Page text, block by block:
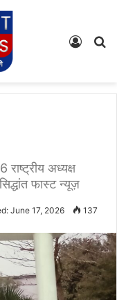
Log
अध्यक्ष
फास्ट न्यूज़
June 17, 2026 137